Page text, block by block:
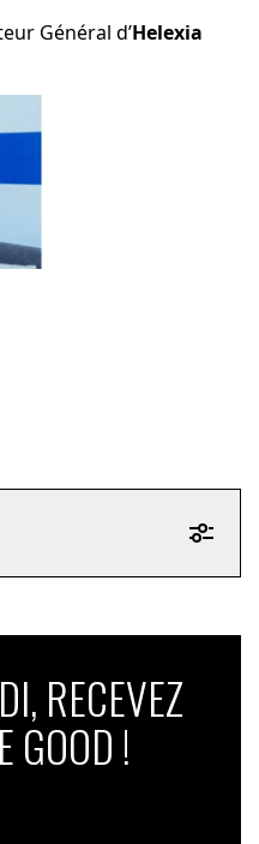
Général d’Helexia
RECEVEZ
GOOD !